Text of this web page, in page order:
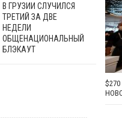
В ГРУЗИИ СЛУЧИЛСЯ
ТРЕТИЙ ЗА ДВЕ
НЕДЕЛИ
ОБЩЕНАЦИОНАЛЬНЫЙ
БЛЭКАУТ